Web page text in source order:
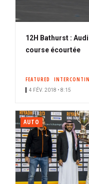
12H Bathurst :
course écourtée
FEATURED
4 FÉV. 2018 • 8:15
AUTO